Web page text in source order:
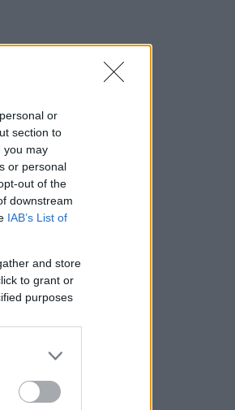
or
section to
you may
or personal
out of the
downstream
IAB’s List of
and store
to grant or
purposes